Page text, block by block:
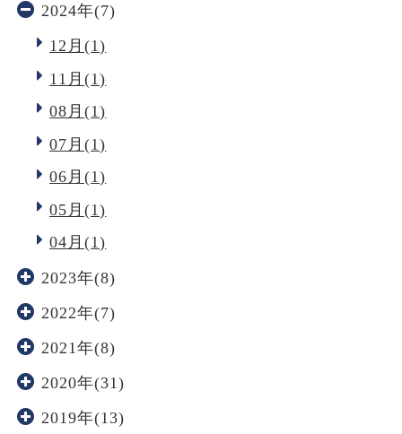
2024年(7)
12月(1)
11月(1)
08月(1)
07月(1)
06月(1)
05月(1)
04月(1)
2023年(8)
2022年(7)
2021年(8)
2020年(31)
2019年(13)